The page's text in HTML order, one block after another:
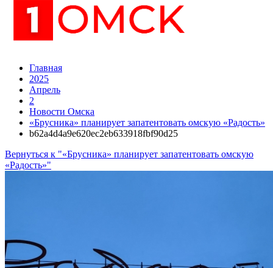
Главная
2025
Апрель
2
Новости Омска
«Брусника» планирует запатентовать омскую «Радость»
b62a4d4a9e620ec2eb633918fbf90d25
Вернуться к "«Брусника» планирует запатентовать омскую
«Радость»"